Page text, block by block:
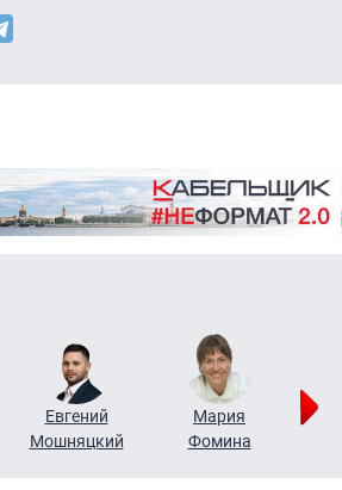
Евгений
Мошняцкий
Мария
Фомина